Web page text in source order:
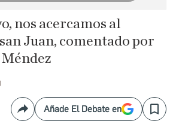
nos acercamos al
Juan, comentado por
CompartirAñade El Debate en Save